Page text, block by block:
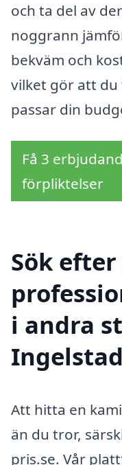
och ta del av
noggrann
bekväm och
vilket gör att du
passar din
Få 3
förpliktelser
Sök efter
i andra
Ingelstad
Att hitta en
än du tror,
pris.se. Vår